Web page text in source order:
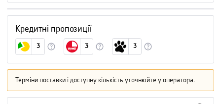
Кредитні пропозиції
3 3 3
Терміни поставки і доступну кількість уточнюйте у оператора.